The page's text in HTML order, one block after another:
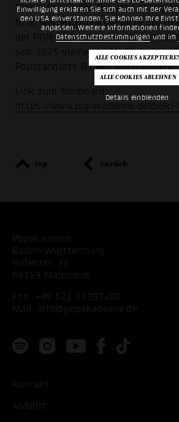
Einwilligung erklären Sie sich auch mit der
den USA einverstanden. Sie können Ihre
anpassen. Weitere Informationen
Datenschutzbestimmungen und im
Details einblenden
Erkenntnisse des Projekts sollen
bzw. Weiterbildungsansätze
der POPLÄND-Initiative fördert die
seit 2025 vielfältige Maßnahmen
Popstandorts Baden-Württemberg.
Link zum Toolboard:
https://www.popakademie.de/de/
top zurück
Popakademie
Baden-Württemberg
Hafenstr. 33
68159 Mannheim
Fon:
+49 621 53397200
Mail:
info@popakademie.de
Kontakt
Anfahrt